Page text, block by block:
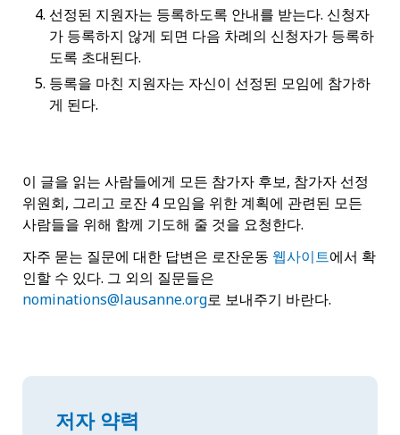
선정된 지원자는 등록하도록 안내를 받는다. 신청자
가 등록하지 않게 되면 다음 차례의 신청자가 등록하
도록 초대된다.
등록을 마친 지원자는 자신이 선정된 모임에 참가하
게 된다.
이 글을 읽는 사람들에게 모든 참가자 후보, 참가자 선정
위원회, 그리고 로잔 4 모임을 위한 계획에 관련된 모든
사람들을 위해 함께 기도해 줄 것을 요청한다.
자주 묻는 질문에 대한 답변은 로잔운동 웹사이트에서 확
인할 수 있다. 그 외의 질문들은
nominations@lausanne.org로 보내주기 바란다.
저자 약력